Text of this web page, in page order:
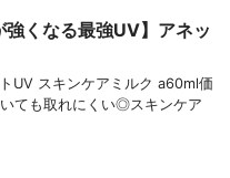
強くなる最強UV】アネッ
スキンケアミルク a60ml価
も取れにくい◎スキンケア